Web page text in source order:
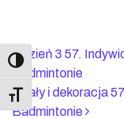
Toggle Font size
Dzień 3 57.
Badmintonie
Finały i dekoracja
Badmintonie